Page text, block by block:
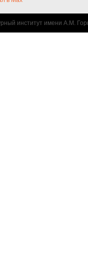
институт имени А.М.